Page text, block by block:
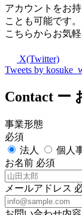
アカウントをお
ことも可能です。
こちらからお気
X(Twitter)
Tweets by
Contact ー
事業形態
必須
法人
個人
お名前 必須
メールアドレス